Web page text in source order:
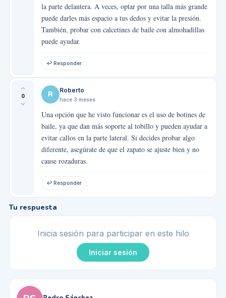
la parte delantera. A veces, optar por una talla más grande
puede darles más espacio a tus dedos y evitar la presión.
También, probar con calcetines de baile con almohadillas
puede ayudar.
↩ Responder
0 R Roberto
hace 3 meses
Una opción que he visto funcionar es el uso de botines de
baile, ya que dan más soporte al tobillo y pueden ayudar a
evitar callos en la parte lateral. Si decides probar algo
diferente, asegúrate de que el zapato se ajuste bien y no
cause rozaduras.
↩ Responder
Tu respuesta
Inicia sesión para participar en este hilo
Iniciar sesión